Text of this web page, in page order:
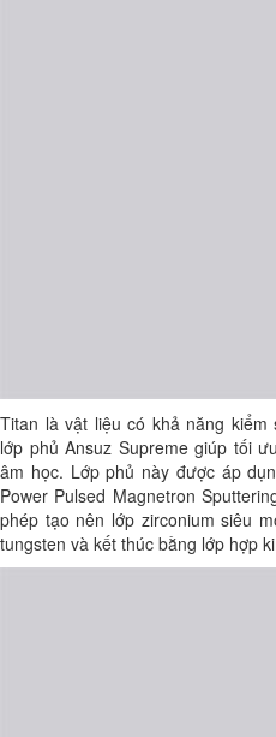
Titan là vật liệu có khả năng
lớp phủ Ansuz Supreme giúp tối
âm học. Lớp phủ này được áp
Power Pulsed Magnetron
phép tạo nên lớp zirconium siêu
tungsten và kết thúc bằng lớp hợp